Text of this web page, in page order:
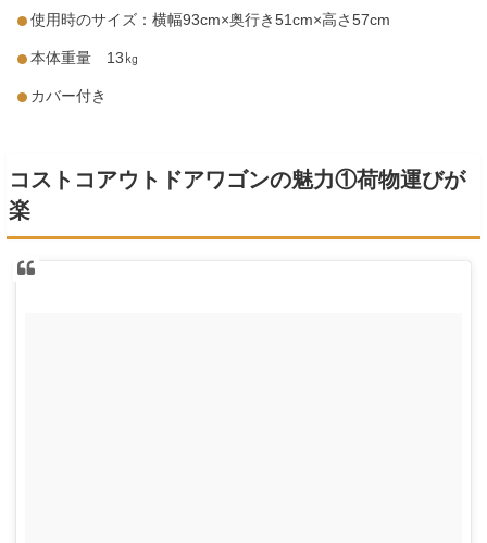
使用時のサイズ：横幅93cm×奥行き51cm×高さ57cm
本体重量 13㎏
カバー付き
コストコアウトドアワゴンの魅力①荷物運びが
楽